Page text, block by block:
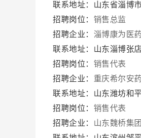
联系地址：山东省淄博
招聘岗位： 销售总监
招聘企业： 淄博康为医
联系地址：山东淄博张
招聘岗位： 销售代表
招聘企业： 重庆希尔安
联系地址：山东潍坊和
招聘岗位： 销售代表
招聘企业： 山东魏桥集团